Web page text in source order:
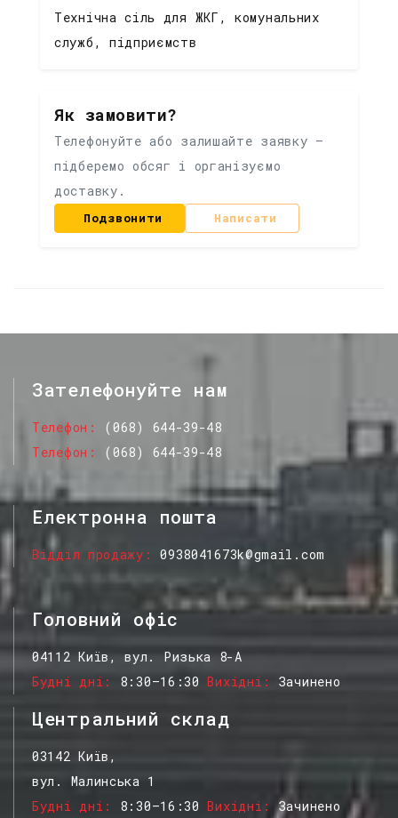
Технічна сіль для ЖКГ, комунальних
служб, підприємств
Як замовити?
Телефонуйте або залишайте заявку —
підберемо обсяг і організуємо
доставку.
Подзвонити Написати
Зателефонуйте нам
Телефон
(068) 644-39-48
Телефон
(068) 644-39-48
Електронна пошта
Відділ продажу 0938041673k@gmail.com
Головний офіс
04112 Київ, вул. Ризька 8-А
Будні дні
8:30–16:30 Вихідні Зачинено
Центральний склад
03142 Київ,
вул. Малинська 1
Будні дні
8:30–16:30 Вихідні Зачинено